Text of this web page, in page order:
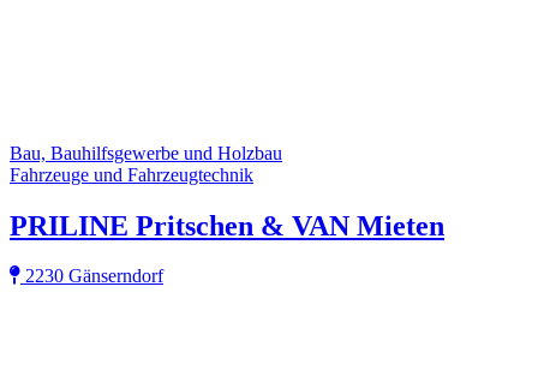
Bau, Bauhilfsgewerbe und Holzbau
Fahrzeuge und Fahrzeugtechnik
PRILINE Pritschen & VAN Mieten
2230 Gänserndorf